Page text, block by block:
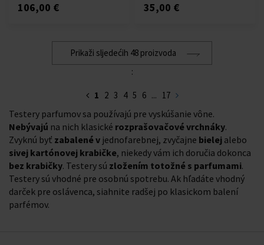
106,00 € 35,00 €
Prikaži sljedećih 48 proizvoda
:
1 2 3 4 5 6 ... 17
Testery parfumov sa používajú pre vyskúšanie vône.
Nebývajú na nich klasické rozprašovačové vrchnáky.
Zvyknú byť zabalené v jednofarebnej, zvyčajne bielej alebo
sivej kartónovej krabičke, niekedy vám ich doručia dokonca
bez krabičky. Testery sú zložením totožné s parfumami.
Testery sú vhodné pre osobnú spotrebu. Ak hľadáte vhodný
darček pre oslávenca, siahnite radšej po klasickom balení
parfémov.